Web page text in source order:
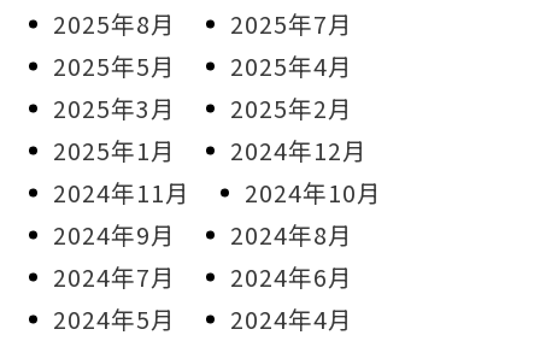
2025年8月
2025年7月
2025年5月
2025年4月
2025年3月
2025年2月
2025年1月
2024年12月
2024年11月
2024年10月
2024年9月
2024年8月
2024年7月
2024年6月
2024年5月
2024年4月